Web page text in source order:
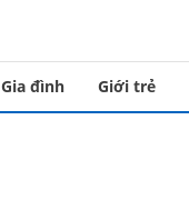
Gia đình Giới trẻ